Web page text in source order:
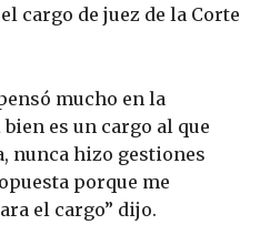
cargo de juez de la Corte
mucho en la
es un cargo al que
nunca hizo gestiones
porque me
el cargo” dijo.